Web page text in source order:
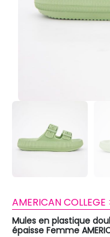
AMERICAN COLLEGE
Mules en plastique
épaisse Femme